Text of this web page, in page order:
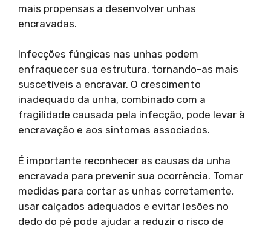
mais propensas a desenvolver unhas
encravadas.
Infecções fúngicas nas unhas podem
enfraquecer sua estrutura, tornando-as mais
suscetíveis a encravar. O crescimento
inadequado da unha, combinado com a
fragilidade causada pela infecção, pode levar à
encravação e aos sintomas associados.
É importante reconhecer as causas da unha
encravada para prevenir sua ocorrência. Tomar
medidas para cortar as unhas corretamente,
usar calçados adequados e evitar lesões no
dedo do pé pode ajudar a reduzir o risco de